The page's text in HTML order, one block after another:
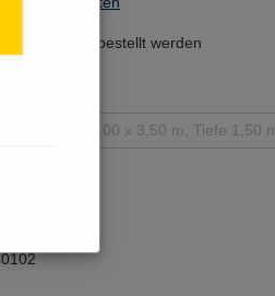
derzeit nicht bestellt werden
7,00 x 3,50 m, Tiefe 1,50
m